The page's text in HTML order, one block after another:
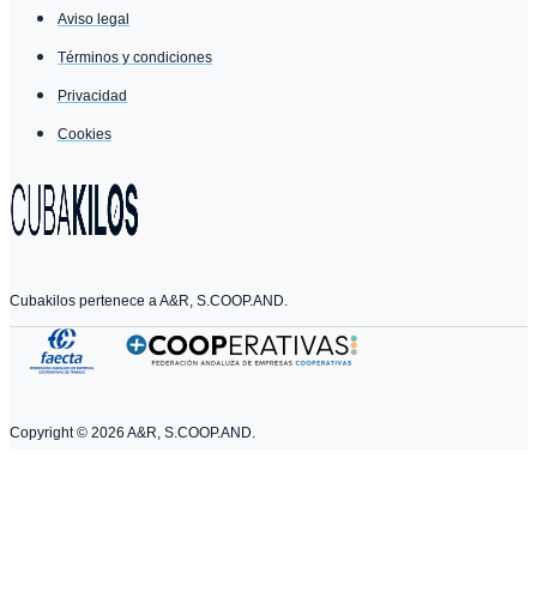
Aviso legal
Términos y condiciones
Privacidad
Cookies
Cubakilos pertenece a A&R, S.COOP.AND.
Copyright © 2026 A&R, S.COOP.AND.